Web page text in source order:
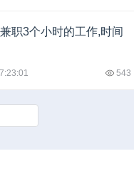
职3个小时的工作,时间
543